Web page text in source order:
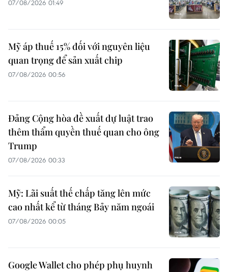
07/08/2026 01:49
Mỹ áp thuế 15% đối với nguyên liệu
quan trọng để sản xuất chip
07/08/2026 00:56
Đảng Cộng hòa đề xuất dự luật trao
thêm thẩm quyền thuế quan cho ông
Trump
07/08/2026 00:33
Mỹ: Lãi suất thế chấp tăng lên mức
cao nhất kể từ tháng Bảy năm ngoái
07/08/2026 00:05
Google Wallet cho phép phụ huynh